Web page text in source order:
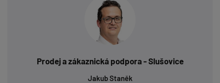
Prodej a zákaznická podpora - Slušovice
Jakub Staněk